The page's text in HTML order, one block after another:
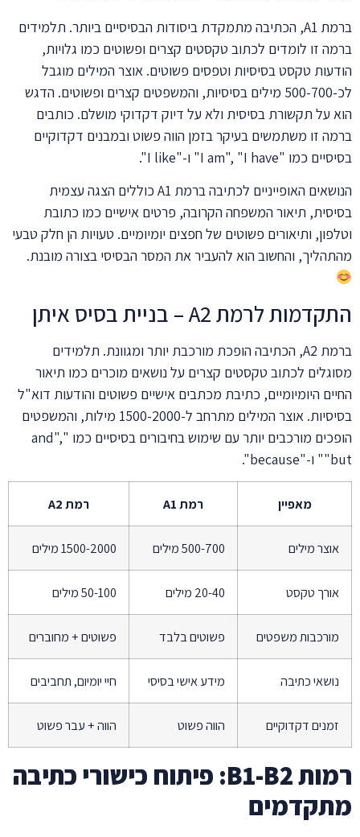
ברמת A1, הכתיבה מתמקדת ביסודות הבסיסיים ביותר. תלמידים
ברמה זו לומדים לכתוב טקסטים קצרים ופשוטים כמו גלויות,
הודעות טקסט בסיסיות וטפסים פשוטים. אוצר המילים מוגבל
לכ-500-700 מילים בסיסיות, והמשפטים קצרים ופשוטים. הדגש
הוא על תקשורת בסיסית ולא על דיוק דקדוקי מושלם. כותבים
ברמה זו משתמשים בעיקר בזמן הווה פשוט ובמבנים דקדוקיים
בסיסיים כמו "I am", "I have" ו-"I like".
הנושאים האופייניים לכתיבה ברמת A1 כוללים הצגה עצמית
בסיסית, תיאור המשפחה הקרובה, פרטים אישיים כמו כתובת
וטלפון, ותיאורים פשוטים של חפצים יומיומיים. טעויות הן חלק טבעי
מהתהליך, והחשוב הוא להעביר את המסר הבסיסי בצורה מובנת.
התקדמות לרמת A2 – בניית בסיס איתן
ברמת A2, הכתיבה הופכת מורכבת יותר ומגוונת. תלמידים
מסוגלים לכתוב טקסטים קצרים על נושאים מוכרים כמו תיאור
החיים היומיומיים, כתיבת מכתבים אישיים פשוטים והודעות דוא"ל
בסיסיות. אוצר המילים מתרחב ל-1500-2000 מילות, והמשפטים
הופכים מורכבים יותר עם שימוש בחיבורים בסיסיים כמו "and",
"but" ו-"because".
מאפיין רמת A1 רמת A2
אוצר מילים 500-700 מילים 1500-2000 מילים
אורך טקסט 20-40 מילים 50-100 מילים
מורכבות משפטים פשוטים בלבד פשוטים + מחוברים
נושאי כתיבה מידע אישי בסיסי חיי יומיום, תחביבים
זמנים דקדוקיים הווה פשוט הווה + עבר פשוט
רמות B1-B2: פיתוח כישורי כתיבה
מתקדמים